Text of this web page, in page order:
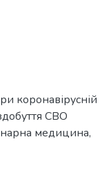
коронавірусній
СВО
медицина,